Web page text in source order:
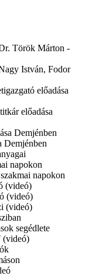
Török Márton -
István, Fodor
előadása
előadása
Demjénben
Demjénben
napokon
napokon
(videó)
(videó)
(videó)
segédlete
(videó)